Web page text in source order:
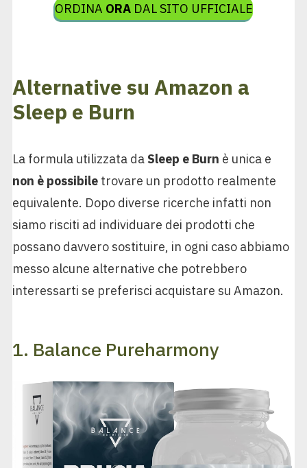
ORDINA ORADAL SITO UFFICIALE
Alternative su Amazon a
Sleep e Burn
La formula utilizzata da Sleep e Burn è unica e
non è possibiletrovare un prodotto realmente
equivalente. Dopo diverse ricerche infatti non
siamo risciti ad individuare dei prodotti che
possano davvero sostituire, in ogni caso abbiamo
messo alcune alternative che potrebbero
interessarti se preferisci acquistare su Amazon.
1. Balance Pureharmony